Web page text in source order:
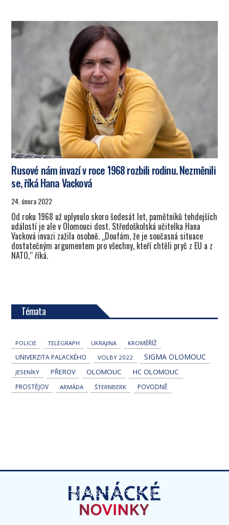
Rusové nám invazí v roce 1968 rozbili rodinu. Nezměnili
se, říká Hana Vacková
24. února 2022
Od roku 1968 už uplynulo skoro šedesát let, pamětníků tehdejších
událostí je ale v Olomouci dost. Středoškolská učitelka Hana
Vacková invazi zažila osobně. „Doufám, že je současná situace
dostatečným argumentem pro všechny, kteří chtěli pryč z EU a z
NATO,“ říká.
Témata
POLICIE TELEGRAPH UKRAJINA KROMĚŘÍŽ
UNIVERZITA PALACKÉHO VOLBY 2022 SIGMA OLOMOUC
JESENÍKY PŘEROV OLOMOUC HC OLOMOUC
PROSTĚJOV ARMÁDA ŠTERNBERK POVODNĚ